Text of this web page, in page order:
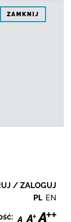
ZAMKNIJ
/ ZALOGUJ
PL EN